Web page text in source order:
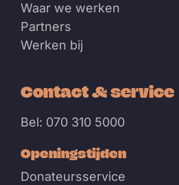
Waar we werken
Partners
Werken bij
Contact & service
Bel: 070 310 5000
Openingstijden
Donateursservice